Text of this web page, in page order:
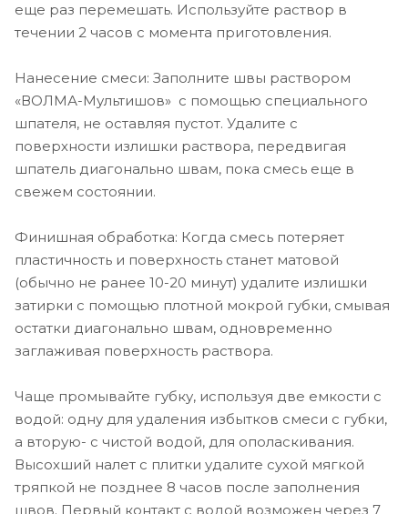
еще раз перемешать. Используйте раствор в
течении 2 часов с момента приготовления.
Нанесение смеси: Заполните швы раствором
«ВОЛМА-Мультишов» с помощью специального
шпателя, не оставляя пустот. Удалите с
поверхности излишки раствора, передвигая
шпатель диагонально швам, пока смесь еще в
свежем состоянии.
Финишная обработка: Когда смесь потеряет
пластичность и поверхность станет матовой
(обычно не ранее 10-20 минут) удалите излишки
затирки с помощью плотной мокрой губки, смывая
остатки диагонально швам, одновременно
заглаживая поверхность раствора.
Чаще промывайте губку, используя две емкости с
водой: одну для удаления избытков смеси с губки,
а вторую- с чистой водой, для ополаскивания.
Высохший налет с плитки удалите сухой мягкой
тряпкой не позднее 8 часов после заполнения
швов. Первый контакт с водой возможен через 7